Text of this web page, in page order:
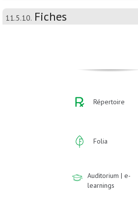
11.5.10. Fiches
Répertoire
Folia
Auditorium | e-
learnings